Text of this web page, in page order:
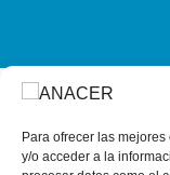
Para ofrecer las
y/o acceder a la